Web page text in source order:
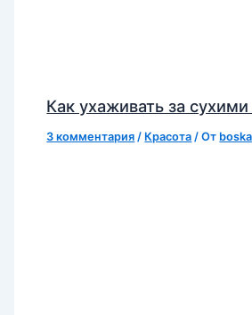
Как ухаживать за
3 комментария / Красота / От boska